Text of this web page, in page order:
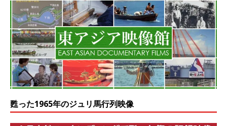
甦った1965年のジュリ馬行列映像